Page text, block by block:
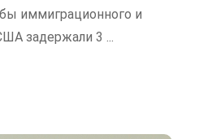
иммиграционного и
задержали 3 ...